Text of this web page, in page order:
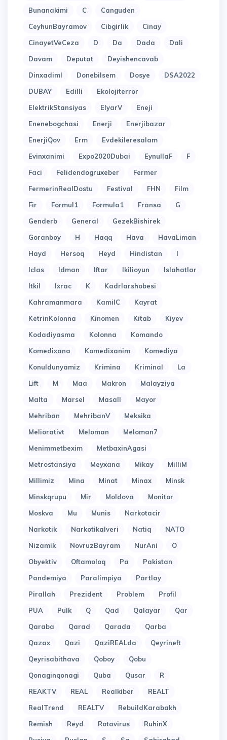
Bunanakimi
C
Canguden
CeyhunBayramov
Cibgirlik
Cinay
CinayetVeCeza
D Da Dada
Dali
Davam
Deputat
Deyishencavab
Dinxadiml
Donebilsem Dosye
DSA2022
DUBAY
Edilli
Ekolojiterror
ElektrikStansiyas
ElyarV
Eneji
Enenebogchasi
Enerji
Enerjibazar
EnerjiQov
Erm
Evdekileresalam
Evinxanimi
Expo2020Dubai EynullaF
F
Faci
Felidendogruxeber
Fermer
FermerinRealDostu
Festival FHN
Film
Fir
Formul1 Formula1 Fransa
G
Genderb
General
GezekBishirek
Goranboy
H Haqq Hava
HavaLiman
Hayd
Hersoq Heyd Hindistan
I
Iclas
Idman Iftar Ikilioyun
Islahatlar
Itkil
Ixrac K
Kadrlarshobesi
Kahramanmara
KamilC
Kayrat
KetrinKolonna
Kinomen Kitab
Kiyev
Kodadiyasma
Kolonna
Komando
Komedixana
Komedixanim
Komediya
Konuldunyamiz
Krimina Kriminal
La
Lift
M Maa Makron
Malayziya
Malta
Marsel Masall
Mayor
Mehriban
MehribanV
Meksika
Meliorativt
Meloman
Meloman7
Menimmetbexim
MetbaxinAgasi
Metrostansiya
Meyxana Mikay
MilliM
Millimiz
Mina Minat Minax
Minsk
Minskqrupu
Mir Moldova
Monitor
Moskva
Mu Munis
Narkotacir
Narkotik
Narkotikalveri Natiq
NATO
Nizamik
NovruzBayram NurAni
O
Obyektiv
Oftamoloq Pa
Pakistan
Pandemiya
Paralimpiya
Partlay
Pirallah
Prezident Problem
Profil
PUA
Pulk Q Qad Qalayar
Qar
Qaraba
Qarad Qarada
Qarba
Qazax
Qazi QaziREALda
Qeyrineft
Qeyrisabithava
Qoboy
Qobu
Qonaginqonagi
Quba Qusar
R
REAKTV
REAL Realkiber
REALT
RealTrend
REALTV
RebuildKarabakh
Remish
Reyd Rotavirus
RuhinX